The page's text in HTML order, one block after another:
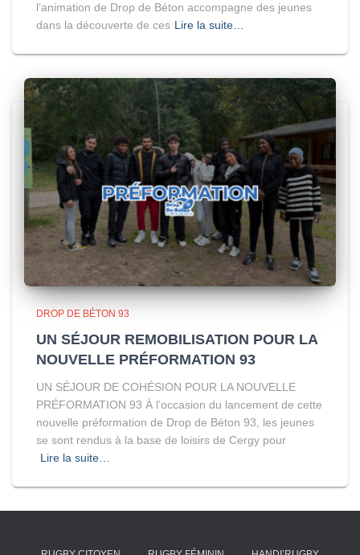
l’animation de Drop de Béton accompagne des jeunes
dans la découverte de ces Lire la suite…
DROP DE BÉTON 93
UN SÉJOUR REMOBILISATION POUR LA
NOUVELLE PRÉFORMATION 93
UN SÉJOUR DE COHÉSION POUR LA NOUVELLE
PRÉFORMATION 93 À l’occasion du lancement de cette
nouvelle préformation de Drop de Béton 93, les jeunes
se sont rendus à la base de loisirs de Cergy pour
Lire la suite…